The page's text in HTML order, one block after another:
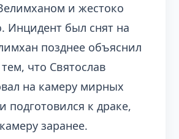
и жестоко
Инцидент был снят на
позднее объяснил
что Святослав
на камеру мирных
подготовился к драке,
заранее.